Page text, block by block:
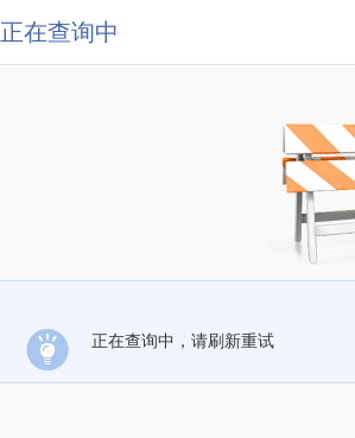
正在查询中
正在查询中，请刷新重试